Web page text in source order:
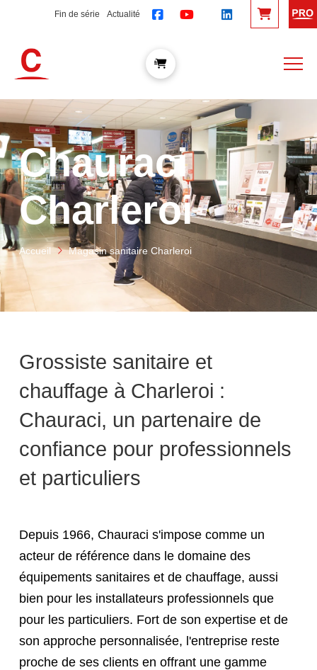
Fin de série Actualité
Chauraci
Charleroi
Accueil Magasin sanitaire Charleroi
Grossiste sanitaire et
chauffage à Charleroi :
Chauraci, un partenaire de
confiance pour professionnels
et particuliers
Depuis 1966, Chauraci s'impose comme un
acteur de référence dans le domaine des
équipements sanitaires et de chauffage, aussi
bien pour les installateurs professionnels que
pour les particuliers. Fort de son expertise et de
son approche personnalisée, l'entreprise reste
proche de ses clients en offrant une gamme